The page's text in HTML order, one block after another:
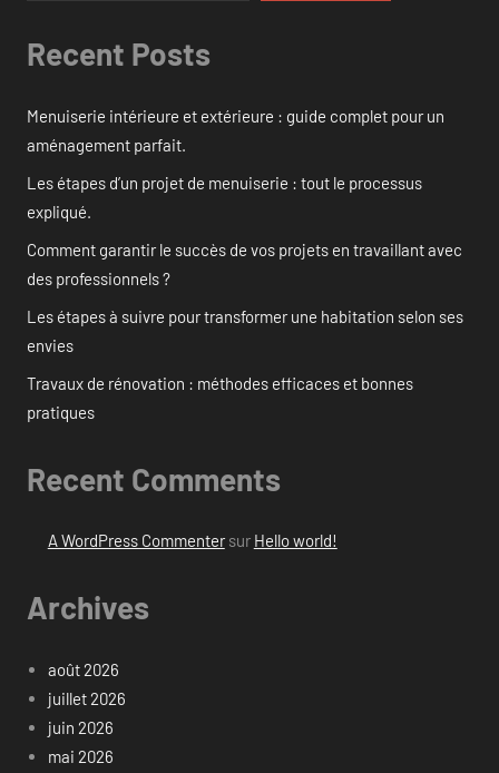
Recent Posts
Menuiserie intérieure et extérieure : guide complet pour un
aménagement parfait.
Les étapes d’un projet de menuiserie : tout le processus
expliqué.
Comment garantir le succès de vos projets en travaillant avec
des professionnels ?
Les étapes à suivre pour transformer une habitation selon ses
envies
Travaux de rénovation : méthodes efficaces et bonnes
pratiques
Recent Comments
A WordPress Commentersur Hello world!
Archives
août 2026
juillet 2026
juin 2026
mai 2026